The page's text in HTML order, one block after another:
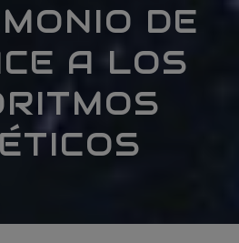
DE
A LOS